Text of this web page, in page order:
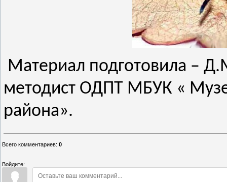
Материал подготовила –
методист ОДПТ МБУК «
района».
Всего комментариев: 0
Войдите: